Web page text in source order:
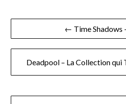
Navigation
de
l’article
← Time Shadows
Deadpool – La Collection qui